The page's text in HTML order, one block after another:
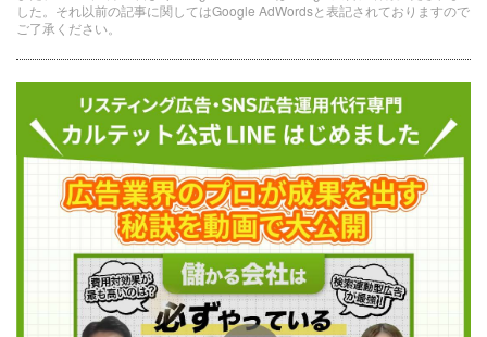
した。それ以前の記事に関してはGoogle AdWordsと表記されておりますので
ご了承ください。